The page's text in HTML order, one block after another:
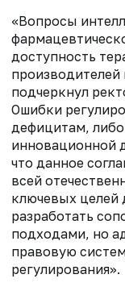
«Вопросы
доступность
производителей
подчеркнул
Ошибки
дефицитам,
инновационной
что данное
всей
ключевых целей
разработать
подходами, но
правовую
регулирования».